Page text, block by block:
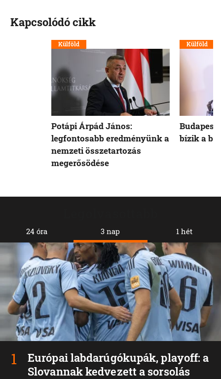
24 óra 3 nap
Európai labdarúgókupák, playoff: a
Slovannak kedvezett a sorsolás
1 hét
Kapcsolódó cikk
Külföld
Potápi Árpád János:
legfontosabb eredményünk a
nemzeti összetartozás
megerősödése
Külföld
Budapest
bízik a